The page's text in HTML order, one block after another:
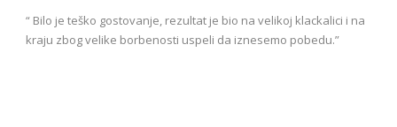
“ Bilo je teško gostovanje, rezultat je bio na velikoj klackalici i na
kraju zbog velike borbenosti uspeli da iznesemo pobedu.”